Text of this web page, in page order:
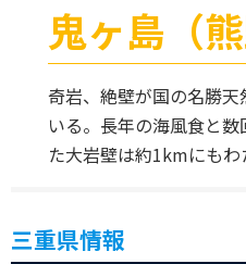
鬼ヶ島（熊
奇岩、絶壁が国の名勝
いる。長年の海風食と
た大岩壁は約1kmにもわ
三重県情報